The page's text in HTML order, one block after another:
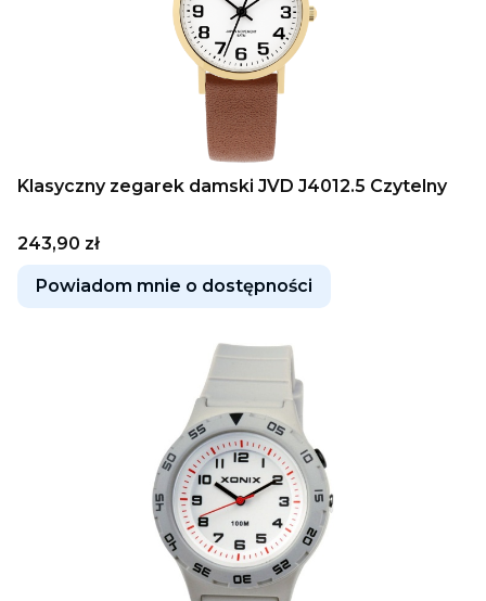
Klasyczny zegarek damski JVD J4012.5 Czytelny
Cena
243,90 zł
Powiadom mnie o dostępności